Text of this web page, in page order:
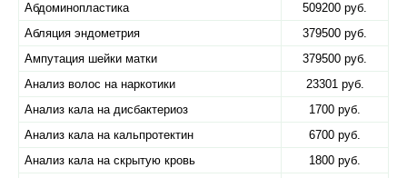
Абдоминопластика
509200 руб.
Абляция эндометрия
379500 руб.
Ампутация шейки матки
379500 руб.
Анализ волос на наркотики
23301 руб.
Анализ кала на дисбактериоз
1700 руб.
Анализ кала на кальпротектин
6700 руб.
Анализ кала на скрытую кровь
1800 руб.